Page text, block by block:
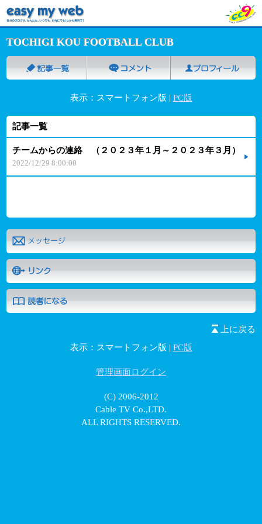
TOCHIGI KOU FOOTBALL CLUB
表示：スマートフォン版 | PC版
記事一覧
チームからの連絡 （２０２３年１月～２０２３年３月）
2022/12/29 8:00:00
上に戻る
表示：スマートフォン版 | PC版
管理画面ログイン
(C) 2006-2012
Cable TV Co.,LTD.
ALL RIGHTS RESERVED.